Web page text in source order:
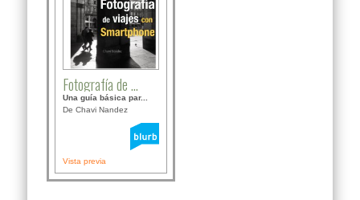
Fotografía de ...
Una guía básica par...
De Chavi Nandez
Vista previa